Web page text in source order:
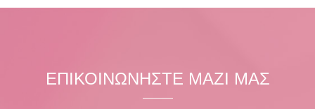
ΕΠΙΚΟΙΝΩΝΗΣΤΕ ΜΑΖΙ ΜΑΣ